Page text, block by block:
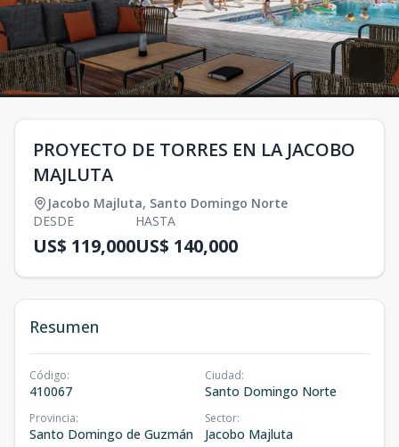
PROYECTO DE TORRES EN LA JACOBO
MAJLUTA
Jacobo Majluta, Santo Domingo Norte
DESDE
US$ 119,000
HASTA
US$ 140,000
Resumen
Código:
410067
Ciudad:
Santo Domingo Norte
Provincia:
Santo Domingo de Guzmán
Sector:
Jacobo Majluta